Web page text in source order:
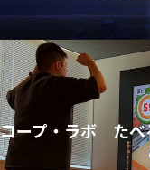
コープ・ラボ たべ